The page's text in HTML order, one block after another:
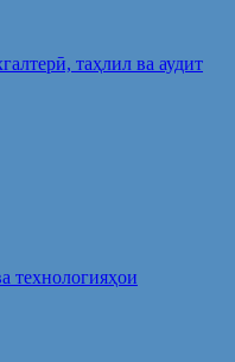
таҳлил ва аудит
технологияҳои